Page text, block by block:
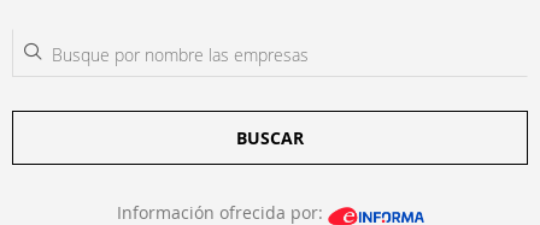
BUSCAR
Información ofrecida por: